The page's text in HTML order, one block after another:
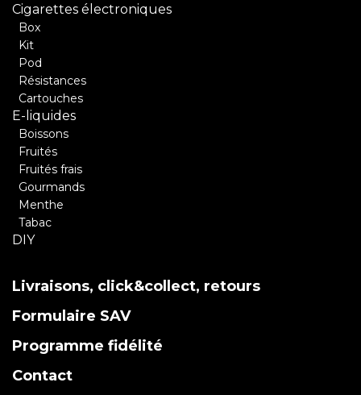
Cigarettes électroniques
Box
Kit
Pod
Résistances
Cartouches
E-liquides
Boissons
Fruités
Fruités frais
Gourmands
Menthe
Tabac
DIY
Livraisons, click&collect, retours
Formulaire SAV
Programme fidélité
Contact